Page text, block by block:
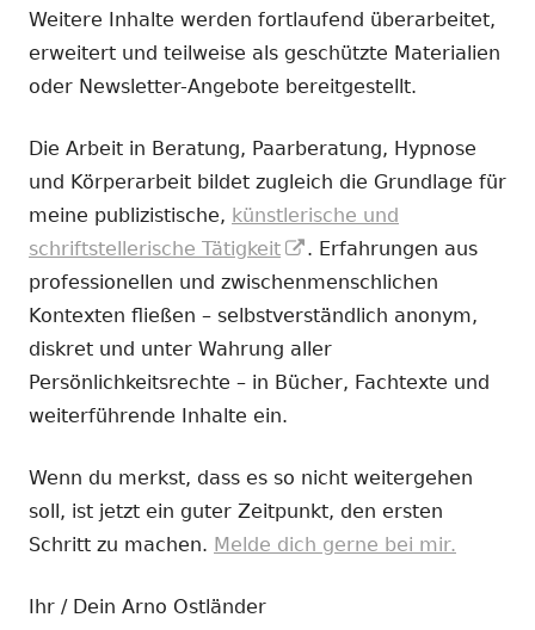
Weitere Inhalte werden fortlaufend überarbeitet,
erweitert und teilweise als geschützte Materialien
oder Newsletter-Angebote bereitgestellt.
Die Arbeit in Beratung, Paarberatung, Hypnose
und Körperarbeit bildet zugleich die Grundlage für
meine publizistische, künstlerische und
schriftstellerische Tätigkeit
In
neuem
Fenster
öffnen
. Erfahrungen aus
professionellen und zwischenmenschlichen
Kontexten fließen – selbstverständlich anonym,
diskret und unter Wahrung aller
Persönlichkeitsrechte – in Bücher, Fachtexte und
weiterführende Inhalte ein.
Wenn du merkst, dass es so nicht weitergehen
soll, ist jetzt ein guter Zeitpunkt, den ersten
Schritt zu machen. Melde dich gerne bei mir.
Ihr / Dein Arno Ostländer